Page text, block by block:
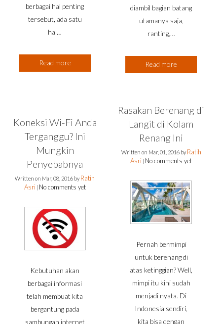
berbagai hal penting
tersebut, ada satu
hal…
Read more
diambil bagian batang
utamanya saja,
ranting,…
Read more
Koneksi Wi-Fi Anda
Terganggu? Ini
Mungkin
Penyebabnya
Written on Mar, 08, 2016 by Ratih
Asri No comments yet
Kebutuhan akan
berbagai informasi
telah membuat kita
bergantung pada
sambungan internet
Rasakan Berenang di
Langit di Kolam
Renang Ini
Written on Mar, 01, 2016 by Ratih
Asri No comments yet
Pernah bermimpi
untuk berenang di
atas ketinggian? Well,
mimpi itu kini sudah
menjadi nyata. Di
Indonesia sendiri,
kita bisa dengan